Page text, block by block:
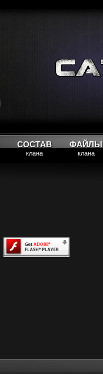
СОСТАВ
клана
ФАЙЛЫ
клана